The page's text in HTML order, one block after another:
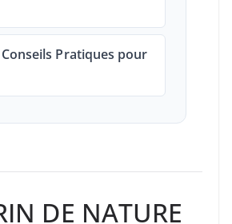
Pratiques pour
DE NATURE